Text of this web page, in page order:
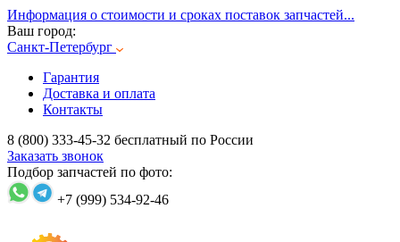
Информация о стоимости и сроках поставок запчастей...
Ваш город:
Санкт-Петербург
Гарантия
Доставка и оплата
Контакты
8 (800) 333-45-32 бесплатный по России
Заказать звонок
Подбор запчастей по фото:
+7 (999) 534-92-46